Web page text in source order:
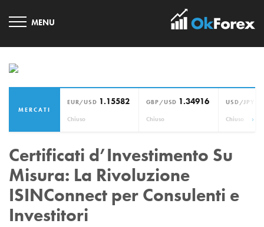
MERCATI
EUR/USD 1.15582
Chiuso
GBP/USD 1.34916
Chiuso
USD/JPY
Chiuso ›
Certificati d’Investimento Su
Misura: La Rivoluzione
ISINConnect per Consulenti e
Investitori